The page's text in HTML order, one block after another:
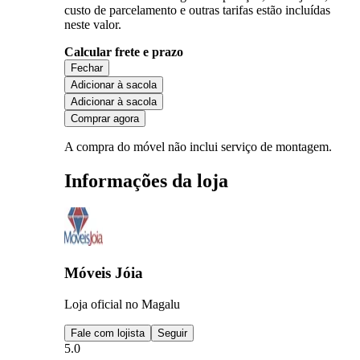
custo de parcelamento e outras tarifas estão incluídas
neste valor.
Calcular frete e prazo
Fechar
Adicionar à sacola
Adicionar à sacola
Comprar agora
A compra do móvel não inclui serviço de montagem.
Informações da loja
Móveis Jóia
Loja oficial no Magalu
Fale com lojista Seguir
5.0